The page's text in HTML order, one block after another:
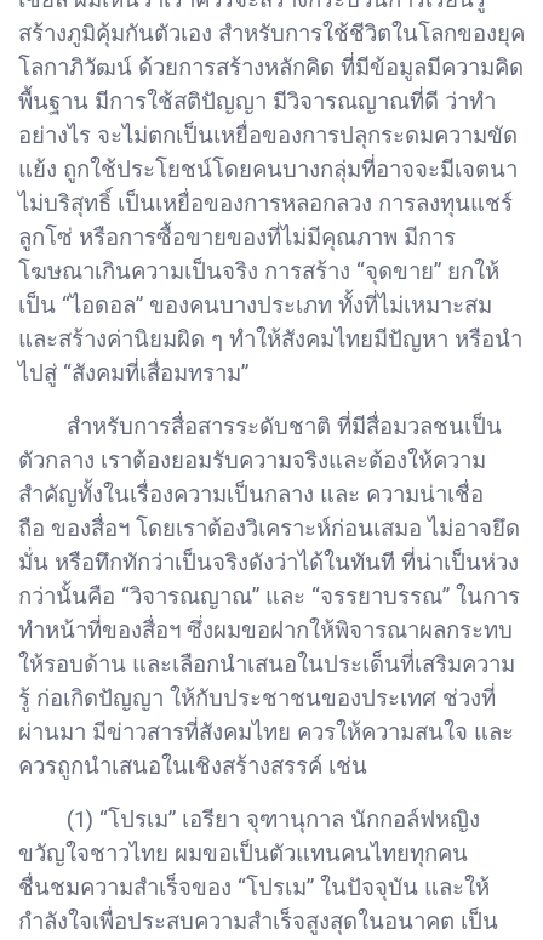
สร้างภูมิคุ้มกันตัวเอง สำหรับการใช้ชีวิตในโลกของยุค
โลกาภิวัฒน์ ด้วยการสร้างหลักคิด ที่มีข้อมูลมีความคิด
พื้นฐาน มีการใช้สติปัญญา มีวิจารณญาณที่ดี ว่าทำ
อย่างไร จะไม่ตกเป็นเหยื่อของการปลุกระดมความขัด
แย้ง ถูกใช้ประโยชน์โดยคนบางกลุ่มที่อาจจะมีเจตนา
ไม่บริสุทธิ์ เป็นเหยื่อของการหลอกลวง การลงทุนแชร์
ลูกโซ่ หรือการซื้อขายของที่ไม่มีคุณภาพ มีการ
โฆษณาเกินความเป็นจริง การสร้าง “จุดขาย” ยกให้
เป็น “ไอดอล” ของคนบางประเภท ทั้งที่ไม่เหมาะสม
และสร้างค่านิยมผิด ๆ ทำให้สังคมไทยมีปัญหา หรือนำ
ไปสู่ “สังคมที่เสื่อมทราม”
สำหรับการสื่อสารระดับชาติ ที่มีสื่อมวลชนเป็น
ตัวกลาง เราต้องยอมรับความจริงและต้องให้ความ
สำคัญทั้งในเรื่องความเป็นกลาง และ ความน่าเชื่อ
ถือ ของสื่อฯ โดยเราต้องวิเคราะห์ก่อนเสมอ ไม่อาจยึด
มั่น หรือทึกทักว่าเป็นจริงดังว่าได้ในทันที ที่น่าเป็นห่วง
กว่านั้นคือ “วิจารณญาณ” และ “จรรยาบรรณ” ในการ
ทำหน้าที่ของสื่อฯ ซึ่งผมขอฝากให้พิจารณาผลกระทบ
ให้รอบด้าน และเลือกนำเสนอในประเด็นที่เสริมความ
รู้ ก่อเกิดปัญญา ให้กับประชาชนของประเทศ ช่วงที่
ผ่านมา มีข่าวสารที่สังคมไทย ควรให้ความสนใจ และ
ควรถูกนำเสนอในเชิงสร้างสรรค์ เช่น
(1) “โปรเม” เอรียา จุฑานุกาล นักกอล์ฟหญิง
ขวัญใจชาวไทย ผมขอเป็นตัวแทนคนไทยทุกคน
ชื่นชมความสำเร็จของ “โปรเม” ในปัจจุบัน และให้
กำลังใจเพื่อประสบความสำเร็จสูงสุดในอนาคต เป็น